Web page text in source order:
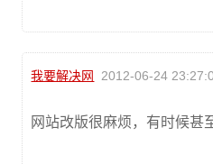
我要解决网 2012-06-24
网站改版很麻烦，有时候甚